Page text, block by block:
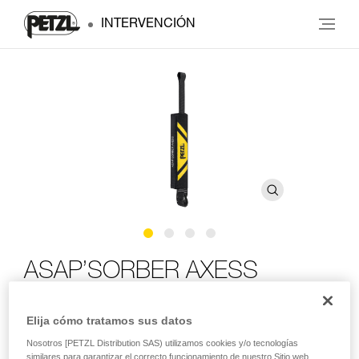
INTERVENCIÓN
ASAP’SORBER AXESS
Absorbedor de energía compacto para ASAP LOCK o
ASAP, con posibilidad de utilizar en rescate para dos
personas
Elija cómo tratamos sus datos
Nosotros [PETZL Distribution SAS) utilizamos cookies y/o tecnologías
similares para garantizar el correcto funcionamiento de nuestro Sitio web,